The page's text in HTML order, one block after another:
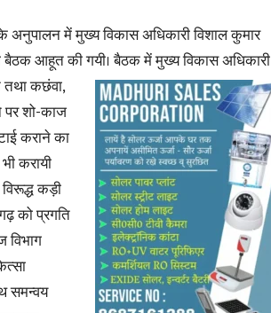
Today
Hindi
अनुपालन में मुख्य विकास अधिकारी विशाल कुमार
बैठक आहूत की गयी। बैठक में मुख्य विकास अधिकारी
कछंवा,
पर शो-काज
कराने का
करायी
कड़ी
को प्रगति
विभाग
समन्वय